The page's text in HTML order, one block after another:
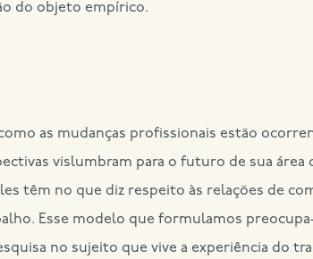
do objeto empírico.
as mudanças profissionais estão
vislumbram para o futuro de sua área
têm no que diz respeito às relações de
Esse modelo que formulamos
no sujeito que vive a experiência do